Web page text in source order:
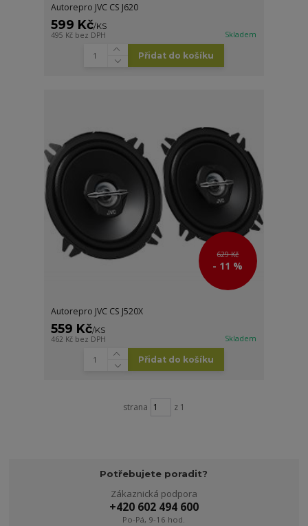
Autorepro JVC CS J620
599 Kč/KS
495 Kč bez DPH Skladem
Přidat do košíku
629 Kč
- 11 %
Autorepro JVC CS J520X
559 Kč/KS
462 Kč bez DPH Skladem
Přidat do košíku
strana z 1
Potřebujete poradit?
Zákaznická podpora
+420 602 494 600
Po-Pá, 9-16 hod.